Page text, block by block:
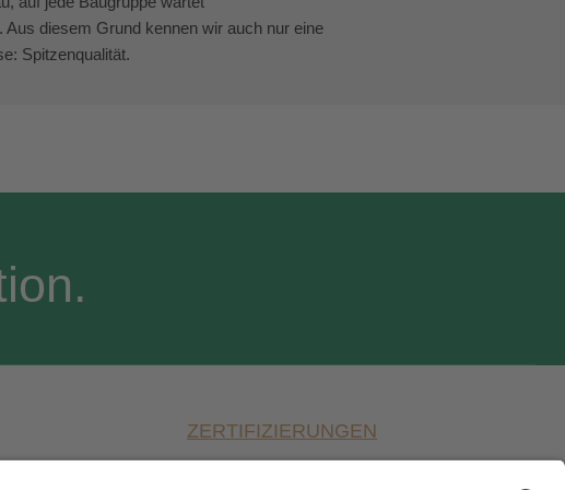
diesem Grund kennen wir auch nur eine
Spitzenqualität.
ZERTIFIZIERUNGEN